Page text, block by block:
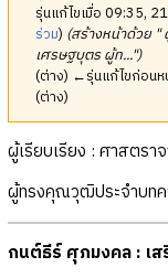
รุ่นแก้ไขเมื่อ 09:35,
ร่วม) (สร้างหน้าด้วย "
เศรษฐบุตร ผู้ท...")
(ต่าง) ←รุ่นแก้ไขก่อน
(ต่าง)
ผู้เรียบเรียง : ศาสตร
ผู้ทรงคุณวุฒิประจำบทค
กนต์ธีร์ ศุภมงคล : เส